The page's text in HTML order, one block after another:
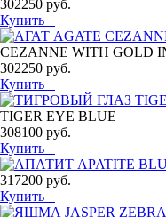
302250 руб.
Купить
CEZANNE WITH GOLD
302250 руб.
Купить
TIGER EYE BLUE
308100 руб.
Купить
317200 руб.
Купить